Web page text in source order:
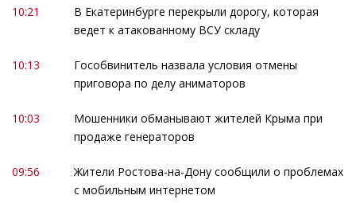
10:21
В Екатеринбурге перекрыли дорогу, которая
ведет к атакованному ВСУ складу
10:13
Гособвинитель назвала условия отмены
приговора по делу аниматоров
10:03
Мошенники обманывают жителей Крыма при
продаже генераторов
09:56
Жители Ростова-на-Дону сообщили о проблемах
с мобильным интернетом